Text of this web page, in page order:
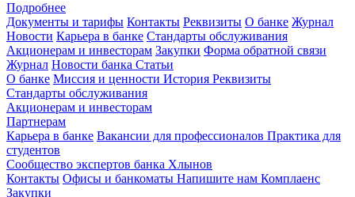
Подробнее
Документы и тарифы Контакты Реквизиты О банке Журнал
Новости Карьера в банке Стандарты обслуживания
Акционерам и инвесторам Закупки Форма обратной связи
Журнал Новости банка Статьи
О банке Миссия и ценности История Реквизиты
Стандарты обслуживания
Акционерам и инвесторам
Партнерам
Карьера в банке Вакансии для профессионалов Практика для
студентов
Сообщество экспертов банка Хлынов
Контакты Офисы и банкоматы Напишите нам Комплаенс
Закупки